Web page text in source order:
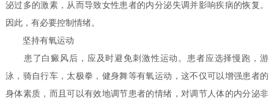
泌过多的激素，从而导致女性患者的内分泌失调并影响疾病的恢复。
因此，有必要控制情绪。
坚持有氧运动
患了白癜风后，应及时避免刺激性运动。患者应选择慢跑，游
泳，骑自行车，太极拳，健身舞等有氧运动，这不仅可以增强患者的
身体素质，而且可以有效地调节患者的情绪，对调节人体的内分泌非